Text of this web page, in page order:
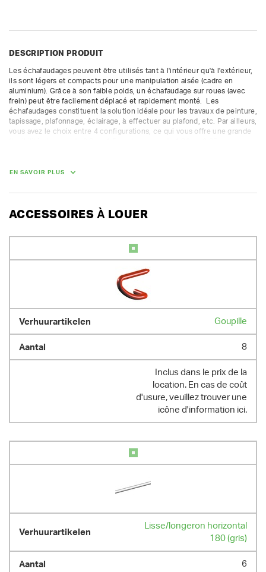
DESCRIPTION PRODUIT
Les échafaudages peuvent être utilisés tant à l'intérieur qu'à l'extérieur,
ils sont légers et compacts pour une manipulation aisée (cadre en
aluminium). Grâce à son faible poids, un échafaudage sur roues (avec
frein) peut être facilement déplacé et rapidement monté.  Les
échafaudages constituent la solution idéale pour les travaux de peinture,
tapissage, plafonnage, éclairage, à effectuer au plafond, etc. Par ailleurs,
vous avez le choix entre 4 configurations, ce qui vous offre une grande
comprises dans le prix.
hauteur de l'échafaudage : 5,60 m
hauteur de travail : 6,35 m
EN SAVOIR PLUS
ACCESSOIRES À LOUER
Goupille
8
Inclus dans le prix de la
location. En cas de coût
d'usure, veuillez trouver une
icône d'information ici.
Lisse/longeron horizontal
180 (gris)
6